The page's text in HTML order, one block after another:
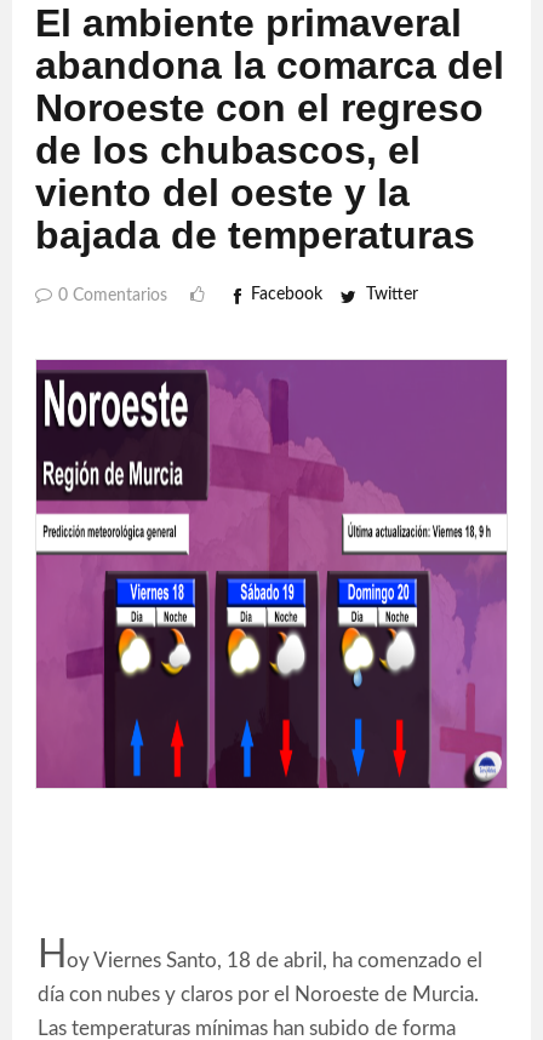
El ambiente primaveral
abandona la comarca del
Noroeste con el regreso
de los chubascos, el
viento del oeste y la
bajada de temperaturas
0 Comentarios Facebook Twitter
H oy Viernes Santo, 18 de abril, ha comenzado el
día con nubes y claros por el Noroeste de Murcia.
Las temperaturas mínimas han subido de forma